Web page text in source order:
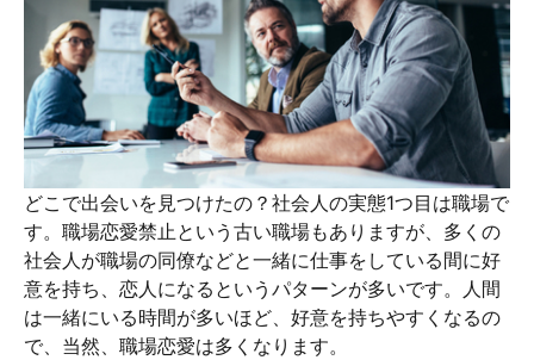
どこで出会いを見つけたの？社会人の実態1つ目は職場で
す。職場恋愛禁止という古い職場もありますが、多くの
社会人が職場の同僚などと一緒に仕事をしている間に好
意を持ち、恋人になるというパターンが多いです。人間
は一緒にいる時間が多いほど、好意を持ちやすくなるの
で、当然、職場恋愛は多くなります。